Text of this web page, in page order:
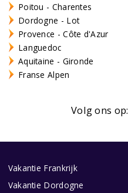
Poitou - Charentes
Dordogne - Lot
Provence - Côte d'Azur
Languedoc
Aquitaine - Gironde
Franse Alpen
Volg ons op:
Vakantie Frankrijk
Vakantie Dordogne